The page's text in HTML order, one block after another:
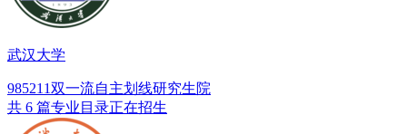
武汉大学
985211双一流自主划线研究生院
共 6 篇专业目录正在招生